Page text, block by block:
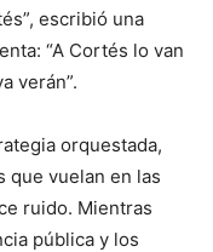
escribió una
“A Cortés lo van
verán”.
orquestada,
que vuelan en las
ruido. Mientras
pública y los